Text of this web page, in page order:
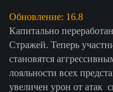
Обновление: 16.8
Капитально
Стражей. Теперь
становятся
лояльности всех
увеличен урон от атак